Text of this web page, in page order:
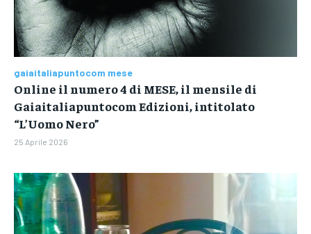
gaiaitaliapuntocom mese
Online il numero 4 di MESE, il mensile di
Gaiaitaliapuntocom Edizioni, intitolato
“L’Uomo Nero”
25 Aprile 2026